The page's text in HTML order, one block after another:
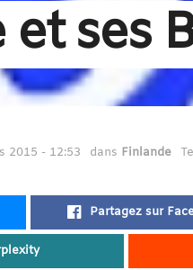
et ses
2015 - 12:53 dans Finlande
Partagez sur